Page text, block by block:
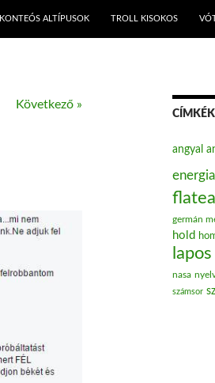
KONTEÓS ALTÍPUSOK TROLL KISOKOS
Következő »
CÍMKÉK
angyal
energia
germán
hold
nasa
számsor